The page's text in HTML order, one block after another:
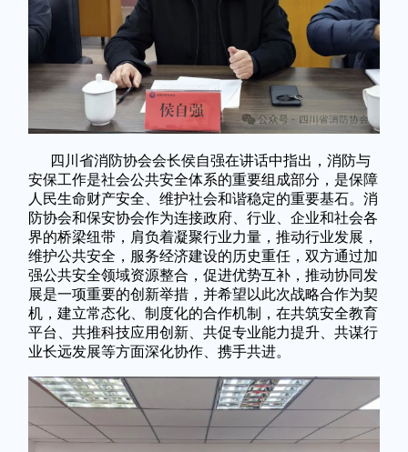
四川省消防协会会长侯自强在讲话中指出，消防与
安保工作是社会公共安全体系的重要组成部分，是保障
人民生命财产安全、维护社会和谐稳定的重要基石。消
防协会和保安协会作为连接政府、行业、企业和社会各
界的桥梁纽带，肩负着凝聚行业力量，推动行业发展，
维护公共安全，服务经济建设的历史重任，双方通过加
强公共安全领域资源整合，促进优势互补，推动协同发
展是一项重要的创新举措，并希望以此次战略合作为契
机，建立常态化、制度化的合作机制，在共筑安全教育
平台、共推科技应用创新、共促专业能力提升、共谋行
业长远发展等方面深化协作、携手共进。